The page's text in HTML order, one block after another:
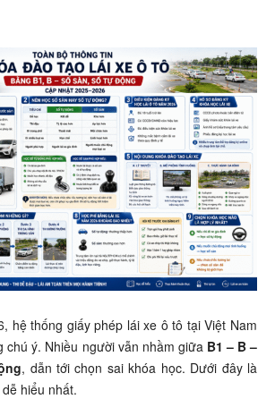
hệ thống giấy phép lái xe ô tô tại Việt Nam
chú ý. Nhiều người vẫn nhầm giữa B1 – B –
, dẫn tới chọn sai khóa học. Dưới đây là
hiểu nhất.